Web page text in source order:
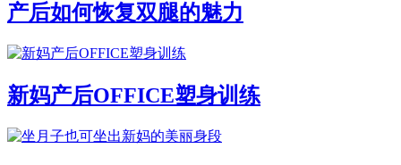
产后如何恢复双腿的魅力
新妈产后OFFICE塑身训练